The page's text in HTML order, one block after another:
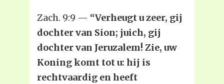
Zach. 9:9 — “Verheugt u zeer, gij
dochter van Sion; juich, gij
dochter van Jeruzalem! Zie, uw
Koning komt tot u: hij is
rechtvaardig en heeft